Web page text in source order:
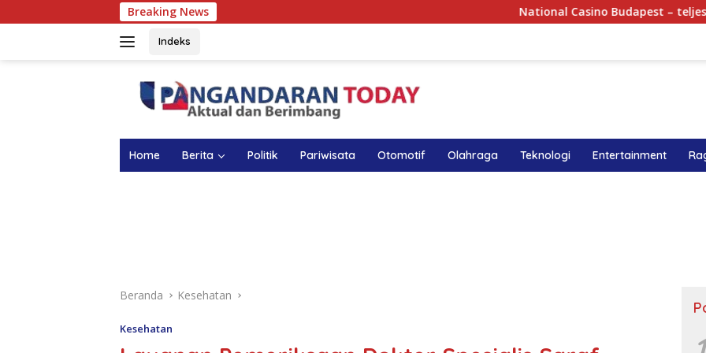
ke
Breaking News National Casino Budapest – teljes útmutató
Indeks
Home Berita Politik Pariwisata Otomotif Olahraga Teknologi Entertainment
Beranda Kesehatan
Kesehatan